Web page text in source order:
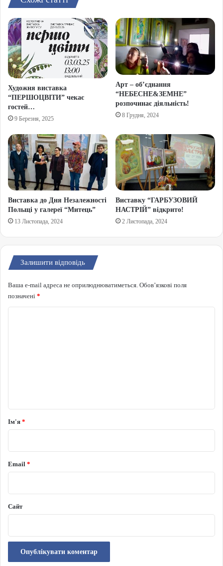
Художня виставка
“ПЕРШОЦВІТИ” чекає
гостей…
9 Березня, 2025
Арт – об’єднання
“НЕБЕСНЕ&ЗЕМНЕ”
розпочинає діяльність!
8 Грудня, 2024
Виставка до Дня Незалежності
Польщі у галереї “Митець”
13 Листопада, 2024
Виставку “ГАРБУЗОВИЙ
НАСТРІЙ” відкрито!
2 Листопада, 2024
Залишити відповідь
Ваша e-mail адреса не оприлюднюватиметься. Обов’язкові поля
позначені *
Ім'я *
Email *
Сайт